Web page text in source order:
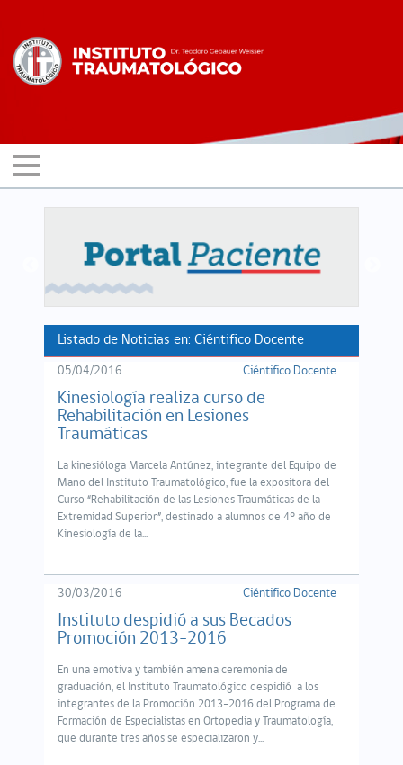
Listado de Noticias en: Ciéntifico Docente
05/04/2016 Ciéntifico Docente
Kinesiología realiza curso de
Rehabilitación en Lesiones
Traumáticas
La kinesióloga Marcela Antúnez, integrante del Equipo de
Mano del Instituto Traumatológico, fue la expositora del
Curso “Rehabilitación de las Lesiones Traumáticas de la
Extremidad Superior”, destinado a alumnos de 4º año de
Kinesiología de la...
30/03/2016 Ciéntifico Docente
Instituto despidió a sus Becados
Promoción 2013-2016
En una emotiva y también amena ceremonia de
graduación, el Instituto Traumatológico despidió a los
integrantes de la Promoción 2013-2016 del Programa de
Formación de Especialistas en Ortopedia y Traumatología,
que durante tres años se especializaron y...